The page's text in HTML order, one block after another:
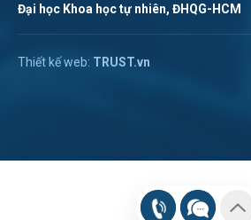
Đại học Khoa học tự nhiên, ĐHQG-HCM
Thiết kế web: TRUST.vnHotline:
Chat Zalo